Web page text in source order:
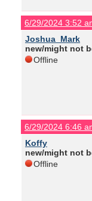
6/29/2024 3:52
Joshua_Mark
new/might not
Offline
6/29/2024 6:46
Koffy
new/might not
Offline